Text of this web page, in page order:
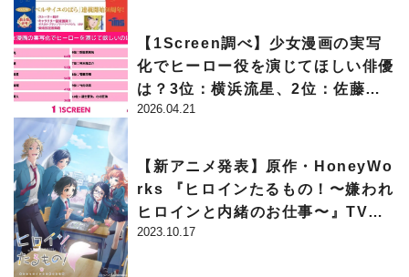
【1Screen調べ】少女漫画の実写
化でヒーロー役を演じてほしい俳優
は？3位：横浜流星、2位：佐藤
健、そして1位は……？
2026.04.21
【新アニメ発表】原作・HoneyWo
rks 『ヒロインたるもの！〜嫌われ
ヒロインと内緒のお仕事〜』TVア
ニメ化が決定！放送は2022年4月開
2023.10.17